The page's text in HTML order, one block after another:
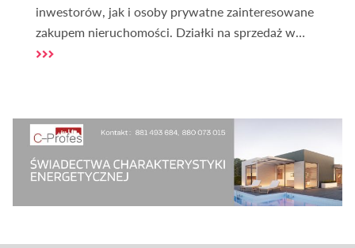
inwestorów, jak i osoby prywatne zainteresowane
zakupem nieruchomości. Działki na sprzedaż w
Warszawie cieszą się ogromnym zainteresowaniem
Warszawie? To pytanie zadaje sobie wielu
nabywców, szukających idealnego miejsca na
budowę domu, inwestycję lub rozwój biznesu.